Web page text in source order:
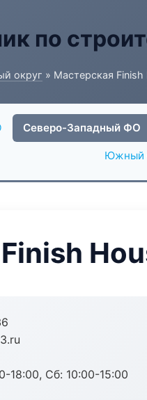
по
округ » Мастерская Finish
Северо-Западный ФО
Южный
18:00, Сб: 10:00-15:00